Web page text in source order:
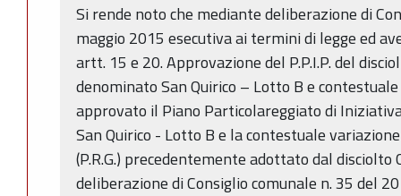
Si rende noto che mediante deliberazione di
maggio 2015 esecutiva ai termini di legge ed
artt. 15 e 20. Approvazione del P.P.I.P. del
denominato San Quirico – Lotto B e contestuale
approvato il Piano Particolareggiato di
San Quirico - Lotto B e la contestuale
(P.R.G.) precedentemente adottato dal disciolto
deliberazione di Consiglio comunale n. 35 del